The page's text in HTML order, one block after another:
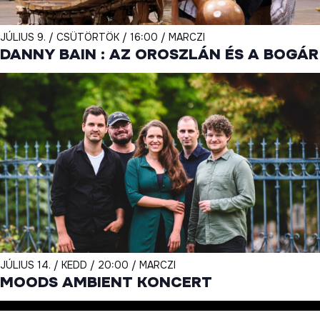
JÚLIUS 9. / CSÜTÖRTÖK / 16:00 / MARCZI
DANNY BAIN : AZ OROSZLÁN ÉS A BOGÁR
JÚLIUS 14. / KEDD / 20:00 / MARCZI
MOODS AMBIENT KONCERT